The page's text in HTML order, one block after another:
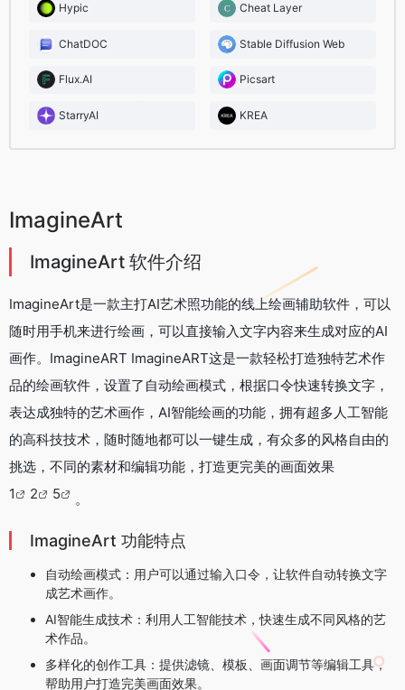
Hypic Cheat Layer
ChatDOC Stable Diffusion Web
Flux.AI Picsart
StarryAI KREA
ImagineArt
ImagineArt 软件介绍
ImagineArt是一款主打AI艺术照功能的线上绘画辅助软件，可以
随时用手机来进行绘画，可以直接输入文字内容来生成对应的AI
画作。ImagineART ImagineART这是一款轻松打造独特艺术作
品的绘画软件，设置了自动绘画模式，根据口令快速转换文字，
表达成独特的艺术画作，AI智能绘画的功能，拥有超多人工智能
的高科技技术，随时随地都可以一键生成，有众多的风格自由的
挑选，不同的素材和编辑功能，打造更完美的画面效果
1
2 5 。
ImagineArt 功能特点
自动绘画模式：用户可以通过输入口令，让软件自动转换文字
成艺术画作。
AI智能生成技术：利用人工智能技术，快速生成不同风格的艺
术作品。
多样化的创作工具：提供滤镜、模板、画面调节等编辑工具，
帮助用户打造完美画面效果。